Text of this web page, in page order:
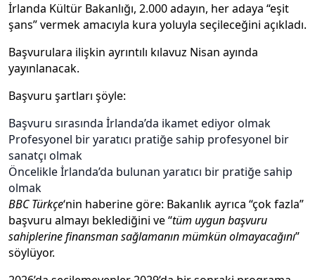
İrlanda Kültür Bakanlığı, 2.000 adayın, her adaya “eşit
şans” vermek amacıyla kura yoluyla seçileceğini açıkladı.
Başvurulara ilişkin ayrıntılı kılavuz Nisan ayında
yayınlanacak.
Başvuru şartları şöyle:
Başvuru sırasında İrlanda’da ikamet ediyor olmak
Profesyonel bir yaratıcı pratiğe sahip profesyonel bir
sanatçı olmak
Öncelikle İrlanda’da bulunan yaratıcı bir pratiğe sahip
olmak
BBC Türkçe‘nin haberine göre: Bakanlık ayrıca “çok fazla”
başvuru almayı beklediğini ve “tüm uygun başvuru
sahiplerine finansman sağlamanın mümkün olmayacağını”
söylüyor.